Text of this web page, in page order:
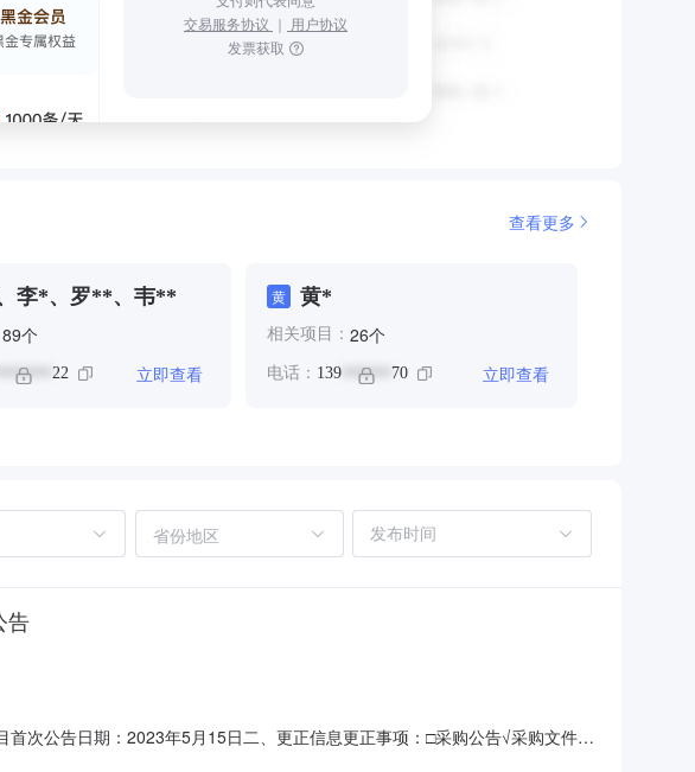
交易服务协议 ｜ 用户协议
发票获取
查看更多
李*、罗**、韦**
89个
******* 22 立即查看
黄 黄*
相关项目： 26个
电话： 139****** 70 立即查看
省份地区
告
次公告日期：2023年5月15日二、更正信息更正事项：□采购公告√采购文件□